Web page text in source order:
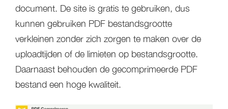
document. De site is gratis te gebruiken, dus
kunnen gebruiken PDF bestandsgrootte
verkleinen zonder zich zorgen te maken over de
uploadtijden of de limieten op bestandsgrootte.
Daarnaast behouden de gecomprimeerde PDF
bestand een hoge kwaliteit.